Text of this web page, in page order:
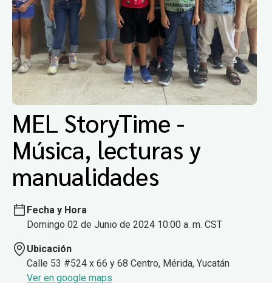
MEL StoryTime -
Música, lecturas y
manualidades
Fecha y Hora
Domingo 02 de Junio de 2024 10:00 a. m. CST
Ubicación
Calle 53 #524 x 66 y 68 Centro, Mérida, Yucatán
Ver en google maps